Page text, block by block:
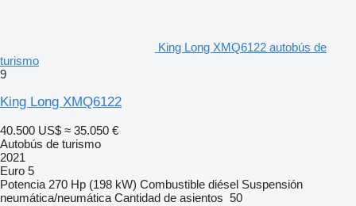
King Long XMQ6122 autobús de
turismo
9
King Long XMQ6122
40.500 US$ ≈ 35.050 €
Autobús de turismo
2021
Euro 5
Potencia 270 Hp (198 kW) Combustible diésel Suspensión
neumática/neumática Cantidad de asientos 50